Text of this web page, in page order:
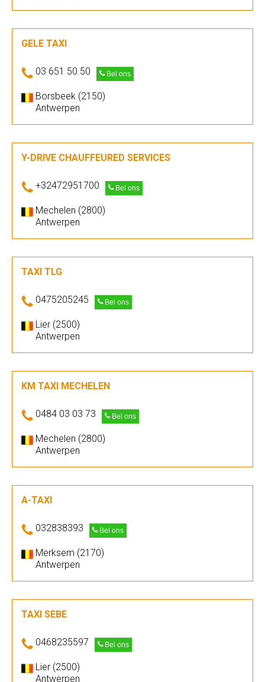
GELE TAXI
03 651 50 50 Bel ons
Borsbeek (2150)
Antwerpen
Y-DRIVE CHAUFFEURED SERVICES
+32472951700 Bel ons
Mechelen (2800)
Antwerpen
TAXI TLG
0475205245 Bel ons
Lier (2500)
Antwerpen
KM TAXI MECHELEN
0484 03 03 73 Bel ons
Mechelen (2800)
Antwerpen
A-TAXI
032838393 Bel ons
Merksem (2170)
Antwerpen
TAXI SEBE
0468235597 Bel ons
Lier (2500)
Antwerpen